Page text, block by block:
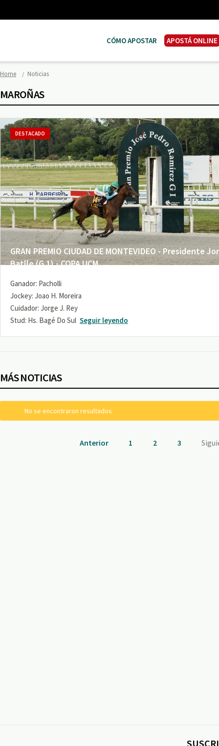
CÓMO APOSTAR APOSTÁ ONLINE
Home Noticias
MAROÑAS
GRAN PREMIO CIUDAD DE MONTEVIDEO - Presidente
Batlle (G 1) - COPA UCM
DESTACADO
Ganador: Pacholli
Jockey: Joao H. Moreira
Cuidador: Jorge J. Rey
Stud: Hs. Bagé Do Sul Seguir leyendo
MÁS NOTICIAS
No se encontraron resultados
Anterior 1 2 3